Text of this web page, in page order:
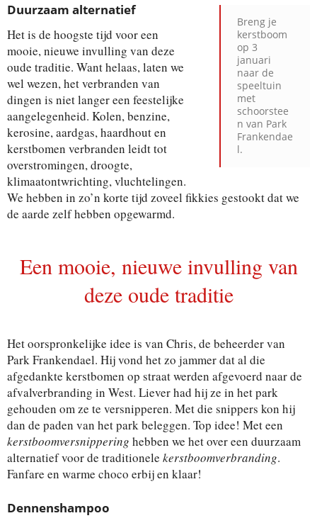
Breng je
kerstboom
op 3
januari
naar de
speeltuin
met
schoorstee
n van Park
Frankendae
l.
Duurzaam alternatief
Het is de hoogste tijd voor een
mooie, nieuwe invulling van deze
oude traditie. Want helaas, laten we
wel wezen, het verbranden van
dingen is niet langer een feestelijke
aangelegenheid. Kolen, benzine,
kerosine, aardgas, haardhout en
kerstbomen verbranden leidt tot
overstromingen, droogte,
klimaatontwrichting, vluchtelingen.
We hebben in zo’n korte tijd zoveel fikkies gestookt dat we
de aarde zelf hebben opgewarmd.
Een mooie, nieuwe invulling van
deze oude traditie
Het oorspronkelijke idee is van Chris, de beheerder van
Park Frankendael. Hij vond het zo jammer dat al die
afgedankte kerstbomen op straat werden afgevoerd naar de
afvalverbranding in West. Liever had hij ze in het park
gehouden om ze te versnipperen. Met die snippers kon hij
dan de paden van het park beleggen. Top idee! Met een
kerstboomversnippering hebben we het over een duurzaam
alternatief voor de traditionele kerstboomverbranding.
Fanfare en warme choco erbij en klaar!
Dennenshampoo